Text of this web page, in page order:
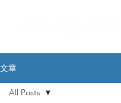
文章
All Posts